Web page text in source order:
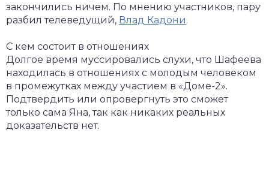
закончились ничем. По мнению участников, пару
разбил телеведущий, Влад Кадони.
С кем состоит в отношениях
Долгое время муссировались слухи, что Шафеева
находилась в отношениях с молодым человеком
в промежутках между участием в «Доме-2».
Подтвердить или опровергнуть это сможет
только сама Яна, так как никаких реальных
доказательств нет.